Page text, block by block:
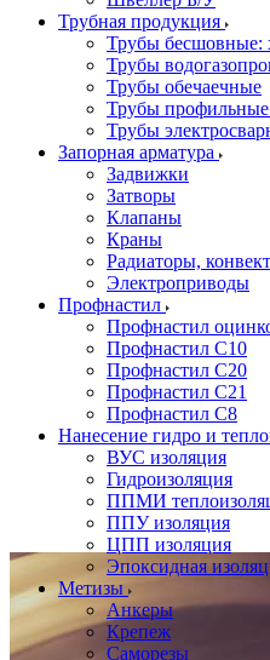
Трубная продукция
Трубы бесшовные:
Трубы
Трубы обечаечные
Трубы профильные
Трубы
Запорная арматура
Задвижки
Затворы
Клапаны
Краны
Радиаторы,
Электроприводы
Профнастил
Профнастил
Профнастил С10
Профнастил С20
Профнастил С21
Профнастил С8
Нанесение гидро и
ВУС изоляция
Гидроизоляция
ППМИ
ППУ изоляция
ЦПП изоляция
Эпоксидная
Метизы
Анкеры
Крепеж
Саморезы